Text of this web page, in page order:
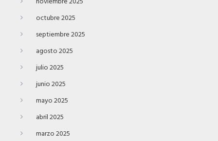
octubre 2025
septiembre 2025
agosto 2025
julio 2025
junio 2025
mayo 2025
abril 2025
marzo 2025